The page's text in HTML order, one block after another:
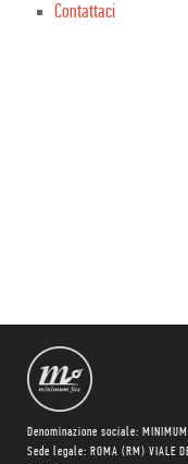
Contattaci
Denominazione sociale:
Sede legale: ROMA (RM) VIALE